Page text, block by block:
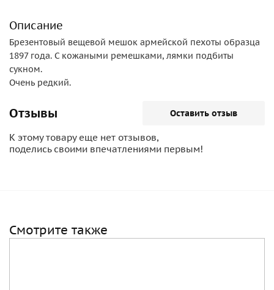
Описание
Брезентовый вещевой мешок армейской пехоты образца
1897 года. С кожаными ремешками, лямки подбиты
сукном.
Очень редкий.
Отзывы Оставить отзыв
К этому товару еще нет отзывов,
поделись своими впечатлениями первым!
Смотрите также